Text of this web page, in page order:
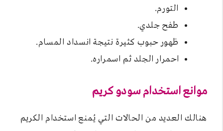
التورم.
طفح جلدي.
ظهور حبوب كثيرة نتيجة انسداد المسام.
احمرار الجلد ثم اسمراره.
موانع استخدام سودو كريم
هنالك العديد من الحالات التي يُمنع استخدام الكريم